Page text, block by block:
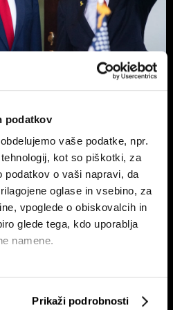
podatkov
obdelujemo vaše podatke, npr.
kot so piškotki, za
podatkov o vaši napravi, da
oglase in vsebino, za
vpoglede o obiskovalcih in
glede tega, kdo uporablja
namene.
Prikaži podrobnosti
ožine, a ne za
Top 5 novic za začetek dneva: